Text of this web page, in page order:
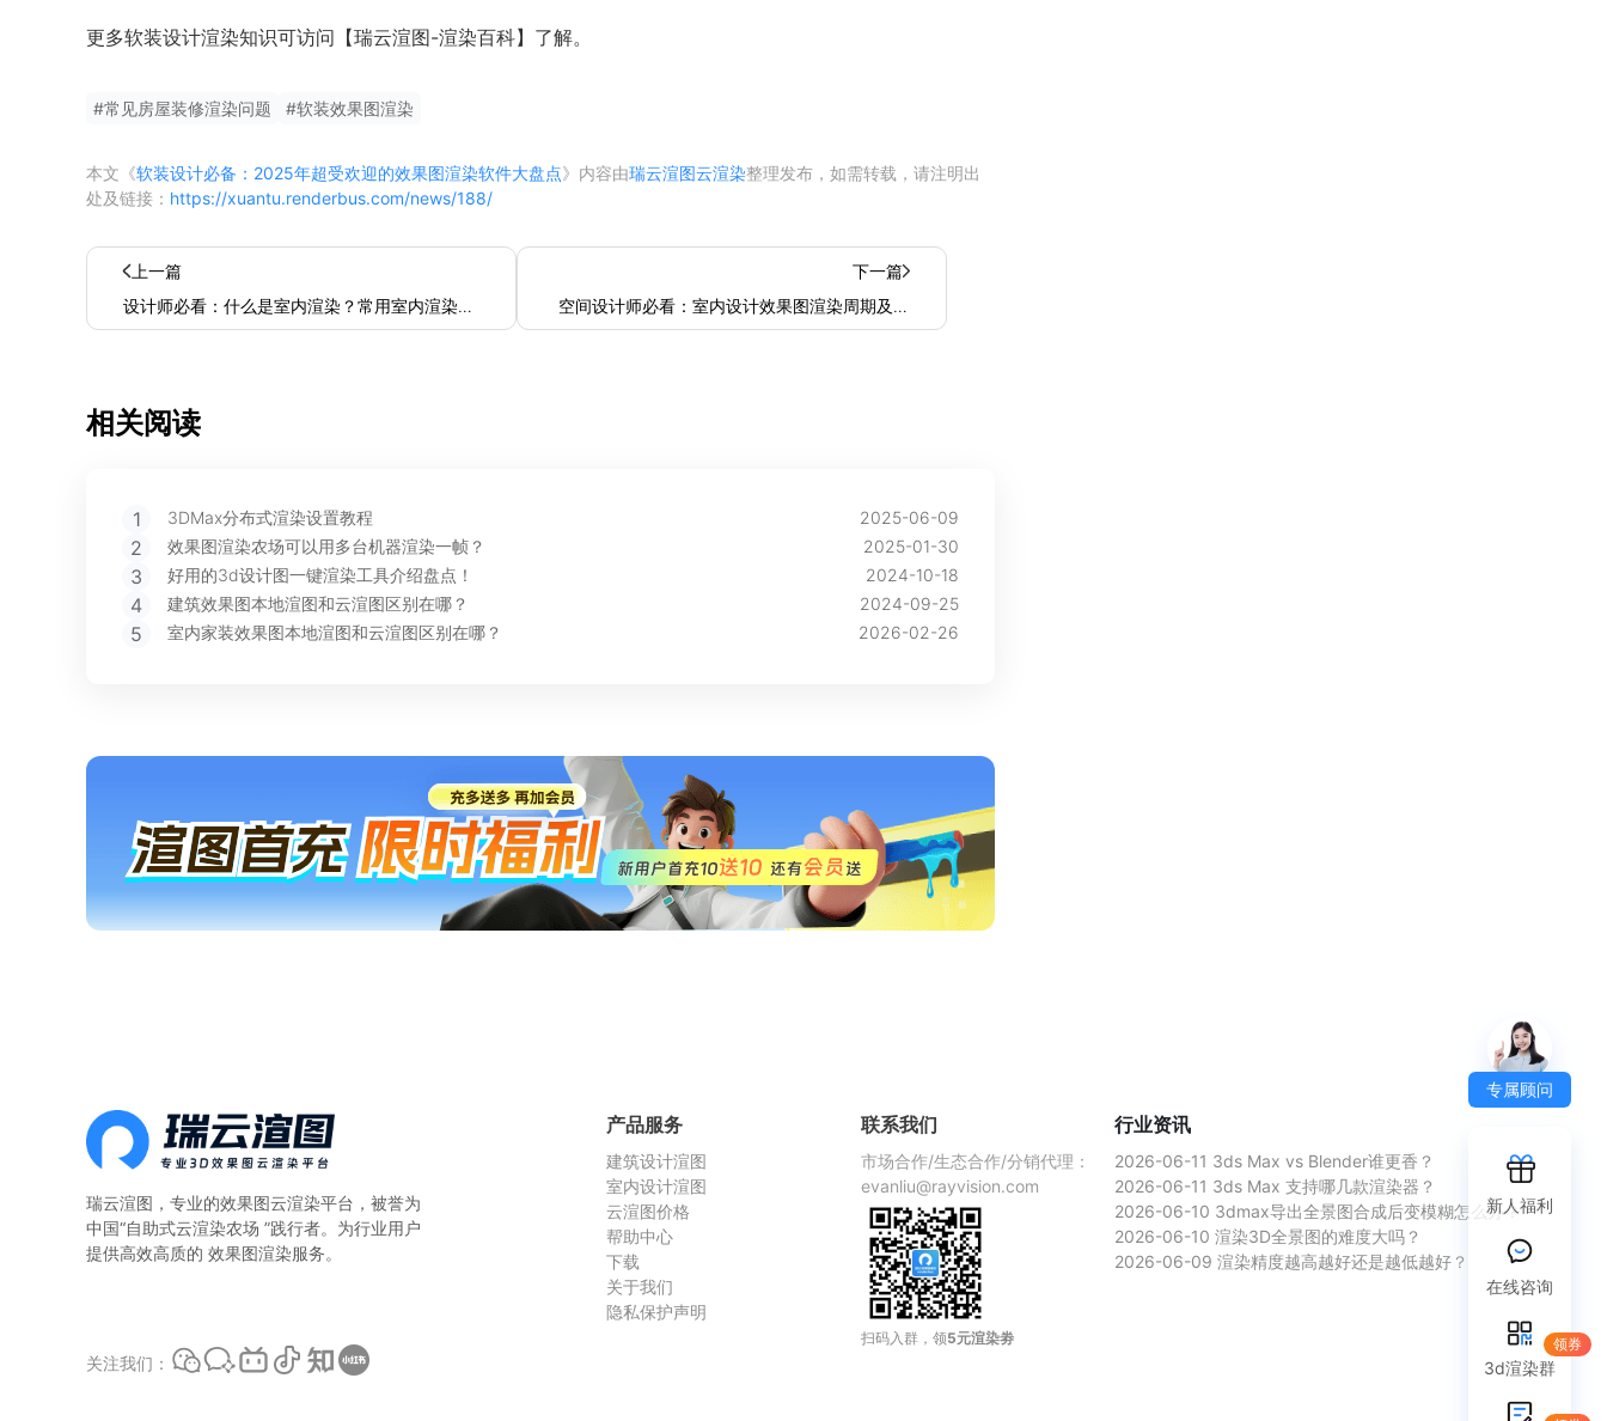
更多软装设计渲染知识可访问【瑞云渲图-渲染百科】了解。
#常见房屋装修渲染问题 #软装效果图渲染
本文《软装设计必备：2025年超受欢迎的效果图渲染软件大盘点》内容由瑞云渲图云渲染整理发布，如需转载，请注明出
处及链接： https://xuantu.renderbus.com/news/188/
上一篇
设计师必看：什么是室内渲染？常用室内渲染器
大盘点
下一篇
空间设计师必看：室内设计效果图渲染周期及常
用渲染软件大盘点
相关阅读
1 3DMax分布式渲染设置教程 2025-06-09
2 效果图渲染农场可以用多台机器渲染一帧？ 2025-01-30
3 好用的3d设计图一键渲染工具介绍盘点！ 2024-10-18
4 建筑效果图本地渲图和云渲图区别在哪？ 2024-09-25
5 室内家装效果图本地渲图和云渲图区别在哪？ 2026-02-26
瑞云渲图，专业的效果图云渲染平台 ，被誉为
中国“自助式云渲染农场 ”践行者。为行业用户
提供高效高质的 效果图渲染服务。
关注我们：
产品服务
建筑设计渲图
室内设计渲图
云渲图价格
帮助中心
下载
关于我们
隐私保护声明
联系我们
市场合作/生态合作/分销代理：
evanliu@rayvision.com
扫码入群，领5元渲染劵
行业资讯
2026-06-11 3ds Max vs Blender谁更香？
2026-06-11 3ds Max 支持哪几款渲染器？
2026-06-10 3dmax导出全景图合成后变模糊怎么办？
2026-06-10 渲染3D全景图的难度大吗？
2026-06-09 渲染精度越高越好还是越低越好？
专属顾问
新人福利
在线咨询
3d渲染群
领券